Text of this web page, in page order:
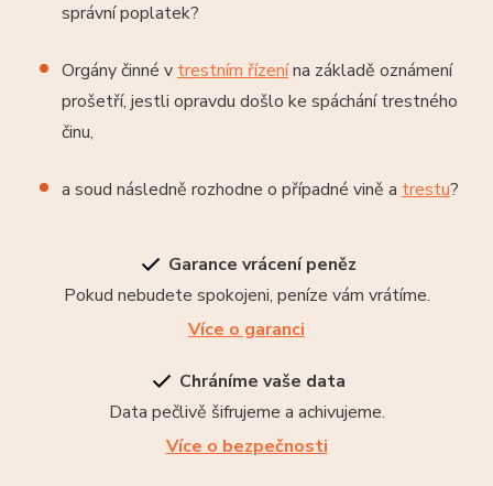
správní poplatek?
Orgány činné v trestním řízenína základě oznámení
prošetří, jestli opravdu došlo ke spáchání trestného
činu,
a soud následně rozhodne o případné vině a trestu?
Garance vrácení peněz
Pokud nebudete spokojeni, peníze vám vrátíme.
Více o garanci
Chráníme vaše data
Data pečlivě šifrujeme a achivujeme.
Více o bezpečnosti